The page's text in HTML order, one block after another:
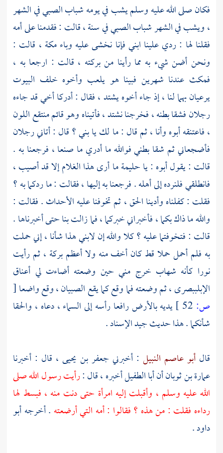
فكان صلى الله عليه وسلم يشب في يومه شباب الصبي في الشهر
، ويشب في الشهر شباب الصبي في سنة ، قالت : فقدمنا على أمه
فقلنا لها : ردي علينا ابني فإنا نخشى عليه وباءمكة ، قالت :
ونحن أضن شيء به مما رأينا من بركته ، قالت : ارجعا به ،
فمكث عندنا شهرين فبينا هو يلعب وأخوه خلف البيوت
يرعيان بهما لنا ، إذ جاء أخوه يشتد ، فقال : أدركا أخي قد جاءه
رجلان فشقا بطنه ، فخرجنا نشتد ، فأتيناه وهو قائم منتقع اللون
، فاعتنقه أبوه وأنا ، ثم قال : ما لك يا بني ؟ قال : أتاني رجلان
فأضجعاني ثم شقا بطني فوالله ما أدري ما صنعا ، فرجعنا به .
قالت : يقول أبوه : ياحليمةما أرى هذا الغلام إلا قد أصيب ،
فانطلقي فلنرده إلى أهله . فرجعنا به إليها ، فقالت : ما ردكما به ؟
فقلت : كفلناه وأدينا الحق ، ثم تخوفنا عليه الأحداث . فقالت :
والله ما ذاك بكما ، فأخبراني خبركما ، فما زالت بنا حتى أخبرناها .
قالت : فتخوفتما عليه ؟ كلا والله إن لابني هذا شأنا ، إني حملت
به فلم أحمل حملا قط كان أخف منه ولا أعظم بركة ، ثم رأيت
نورا كأنه شهاب خرج مني حين وضعته أضاءت لي أعناق
الإبلببصرى ،ثم وضعته فما وقع كما يقع الصبيان ، وقع واضعا[
ص:
يديه بالأرض رافعا رأسه إلى السماء ، دعاه ، والحقا
شأنكما . هذا حديث جيد الإسناد .
قالأبو عاصم النبيل : أخبرني جعفر بن يحيى ، قال : أخبرنا
عمارة بن ثوبانأنأبا الطفيلأخبره ، قال :رأيت رسول الله صلى
الله عليه وسلم ، وأقبلت إليه امرأة حتى دنت منه ، فبسط لها
رداءه فقلت : من هذه ؟ فقالوا : أمه التي أرضعته . أخرجهأبو
داود.